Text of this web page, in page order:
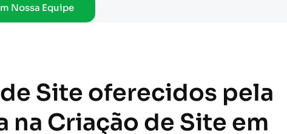
Nossa Equipe
Site oferecidos pela
Criação de Site em